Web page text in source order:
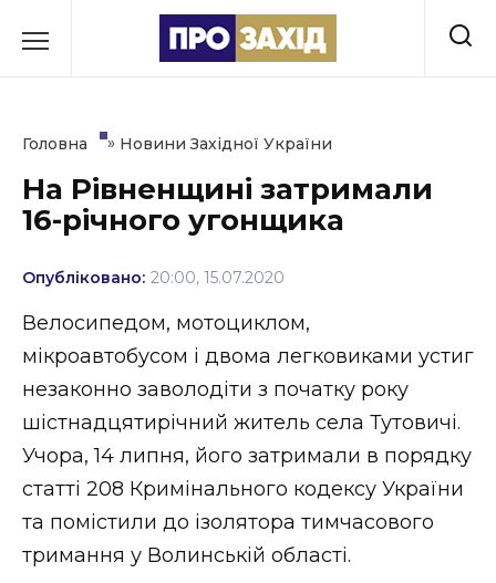
до
Культура
Освіта
Події
Політика
Соціум
Спорт
Стиль життя
Втрачений Ужгород
Головна » Новини Західної України
На Рівненщині затримали
16-річного угонщика
Опубліковано: 20:00, 15.07.2020
Велосипедом, мотоциклом,
мікроавтобусом і двома легковиками устиг
незаконно заволодіти з початку року
шістнадцятирічний житель села Тутовичі.
Учора, 14 липня, його затримали в порядку
статті 208 Кримінального кодексу України
та помістили до ізолятора тимчасового
тримання у Волинській області.